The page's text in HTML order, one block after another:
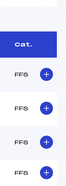
Cat.
FFS
FFS
FFS
FFS